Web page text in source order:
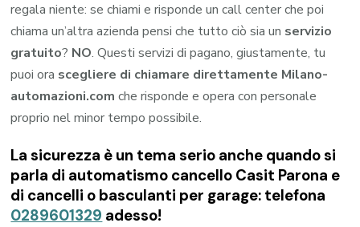
regala niente: se chiami e risponde un call center che poi
chiama un’altra azienda pensi che tutto ciò sia un servizio
gratuito? NO. Questi servizi di pagano, giustamente, tu
puoi ora scegliere di chiamare direttamente Milano-
automazioni.com che risponde e opera con personale
proprio nel minor tempo possibile.
La sicurezza è un tema serio anche quando si
parla di automatismo cancello Casit Parona e
di cancelli o basculanti per garage: telefona
0289601329 adesso!